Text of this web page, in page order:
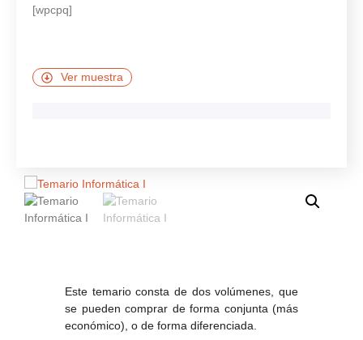
[wpcpq]
Ver muestra
Este temario consta de dos volúmenes, que
se pueden comprar de forma conjunta (más
económico), o de forma diferenciada.